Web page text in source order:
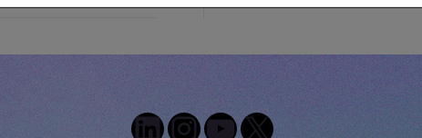
LinkedIn
Instagram
YouTube
X